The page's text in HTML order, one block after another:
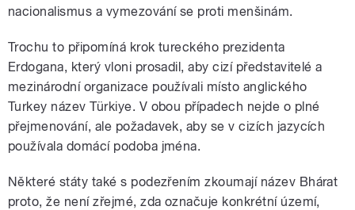
nacionalismus a vymezování se proti menšinám.
Trochu to připomíná krok tureckého prezidenta
Erdogana, který vloni prosadil, aby cizí představitelé a
mezinárodní organizace používali místo anglického
Turkey název Türkiye. V obou případech nejde o plné
přejmenování, ale požadavek, aby se v cizích jazycích
používala domácí podoba jména.
Některé státy také s podezřením zkoumají název Bhárat
proto, že není zřejmé, zda označuje konkrétní území,